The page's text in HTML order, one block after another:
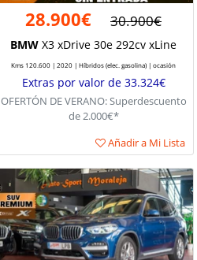
28.900€ 30.900€
BMW X3 xDrive 30e 292cv xLine
Kms 120.600 | 2020 | Híbridos (elec. gasolina) | ocasión
Extras por valor de 33.324€
OFERTÓN DE VERANO: Superdescuento
de 2.000€*
Añadir a Mi Lista